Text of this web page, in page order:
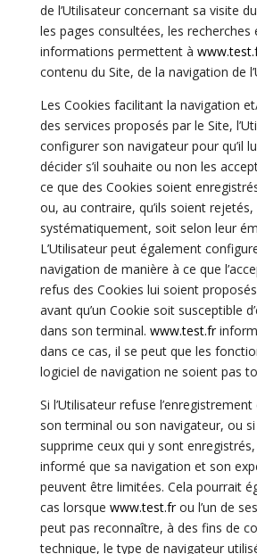
de l’Utilisateur concernant sa visite
les pages consultées, les recherches
informations permettent à
contenu du Site, de la navigation de
Les Cookies facilitant la navigation
des services proposés par le Site,
configurer son navigateur pour qu’il
décider s’il souhaite ou non les
ce que des Cookies soient
ou, au contraire, qu’ils soient
systématiquement, soit selon leur
L’Utilisateur peut également
navigation de manière à ce que
refus des Cookies lui soient
avant qu’un Cookie soit susceptible
dans son terminal. www.test.fr
dans ce cas, il se peut que les
logiciel de navigation ne soient pas
Si l’Utilisateur refuse
son terminal ou son navigateur, ou si
supprime ceux qui y sont enregistrés,
informé que sa navigation et son
peuvent être limitées. Cela pourrait
cas lorsque www.test.frou l’un de
peut pas reconnaître, à des fins de
technique, le type de navigateur